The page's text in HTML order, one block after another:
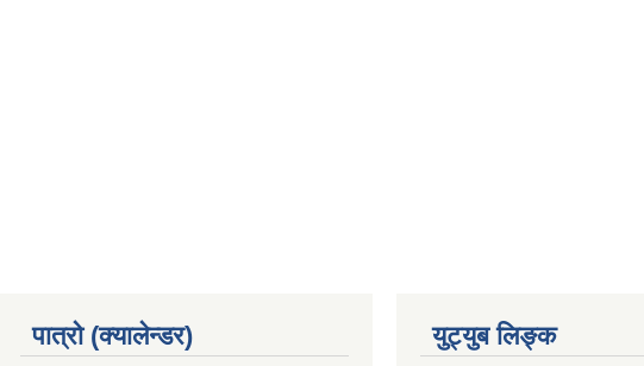
पात्रो (क्यालेन्डर) युट्युब लिङ्क